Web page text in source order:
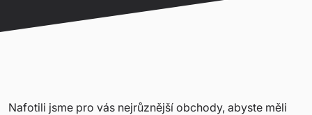
Nafotili jsme pro vás nejrůznější obchody, abyste měli